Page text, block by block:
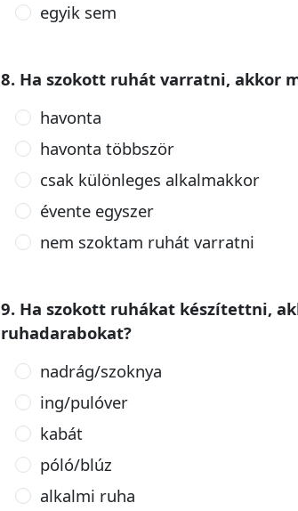
egyik sem
8. Ha szokott ruhát varratni, akkor
havonta
havonta többször
csak különleges alkalmakkor
évente egyszer
nem szoktam ruhát varratni
9. Ha szokott ruhákat készítettni,
ruhadarabokat?
nadrág/szoknya
ing/pulóver
kabát
póló/blúz
alkalmi ruha